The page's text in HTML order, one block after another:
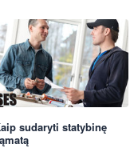
sudaryti statybinę